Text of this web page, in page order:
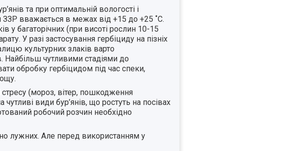
та при оптимальній вологості і
вважається в межах від +15 до +25 ˚С.
у багаторічних (при висоті рослин 10-15
У разі застосування гербіциду на пізніх
культурних злаків варто
Найбільш чутливими стадіями до
обробку гербіцидом під час спеки,
(мороз, вітер, пошкодження
види бур’янів, що ростуть на посівах
робочий розчин необхідно
лужних. Але перед використанням у